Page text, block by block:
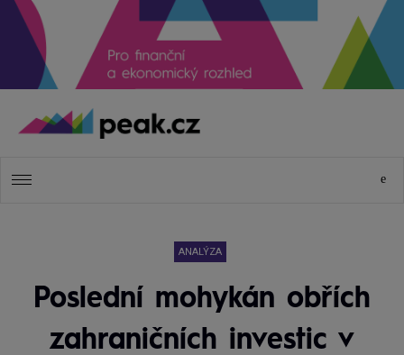
ANALÝZA
Poslední mohykán obřích
zahraničních investic v